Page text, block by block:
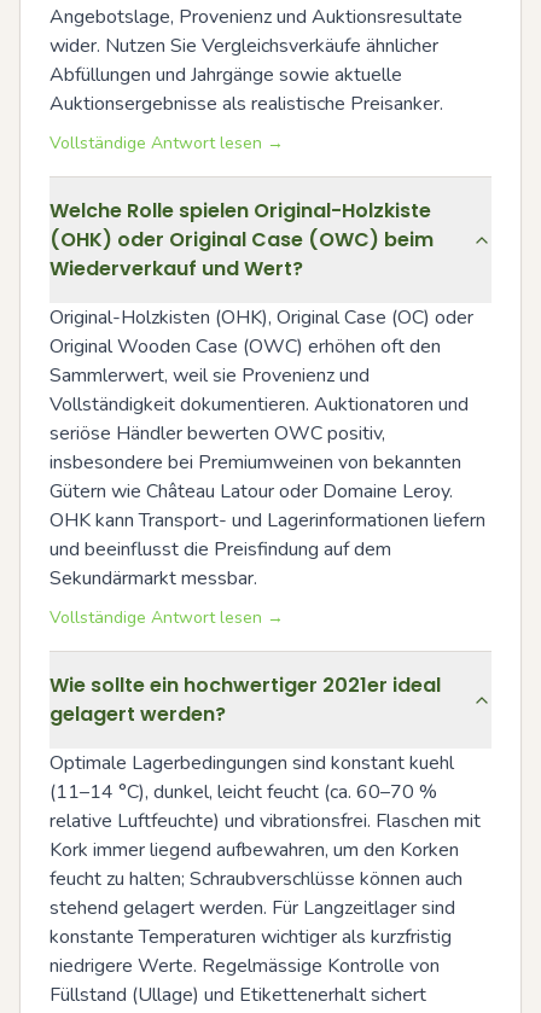
Angebotslage, Provenienz und Auktionsresultate
wider. Nutzen Sie Vergleichsverkäufe ähnlicher
Abfüllungen und Jahrgänge sowie aktuelle
Auktionsergebnisse als realistische Preisanker.
Vollständige Antwort lesen →
Welche Rolle spielen Original-Holzkiste
(OHK) oder Original Case (OWC) beim
Wiederverkauf und Wert?
Original-Holzkisten (OHK), Original Case (OC) oder
Original Wooden Case (OWC) erhöhen oft den
Sammlerwert, weil sie Provenienz und
Vollständigkeit dokumentieren. Auktionatoren und
seriöse Händler bewerten OWC positiv,
insbesondere bei Premiumweinen von bekannten
Gütern wie Château Latour oder Domaine Leroy.
OHK kann Transport- und Lagerinformationen liefern
und beeinflusst die Preisfindung auf dem
Sekundärmarkt messbar.
Vollständige Antwort lesen →
Wie sollte ein hochwertiger 2021er ideal
gelagert werden?
Optimale Lagerbedingungen sind konstant kuehl
(11–14 °C), dunkel, leicht feucht (ca. 60–70 %
relative Luftfeuchte) und vibrationsfrei. Flaschen mit
Kork immer liegend aufbewahren, um den Korken
feucht zu halten; Schraubverschlüsse können auch
stehend gelagert werden. Für Langzeitlager sind
konstante Temperaturen wichtiger als kurzfristig
niedrigere Werte. Regelmässige Kontrolle von
Füllstand (Ullage) und Etikettenerhalt sichert